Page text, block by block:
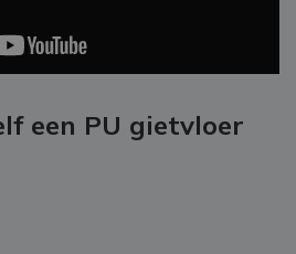
een PU gietvloer